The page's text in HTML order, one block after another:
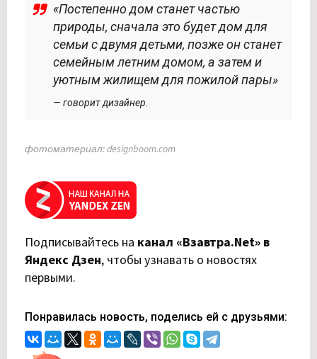
«Постепенно дом станет частью
природы, сначала это будет дом для
семьи с двумя детьми, позже он станет
семейным летним домом, а затем и
уютным жилищем для пожилой пары»
— говорит дизайнер.
фотоматериал: designboom.com
Подписывайтесь на канал «Взавтра.Net» в
Яндекс Дзен, чтобы узнавать о новостях
первыми.
Понравилась новость, поделись ей с друзьями: